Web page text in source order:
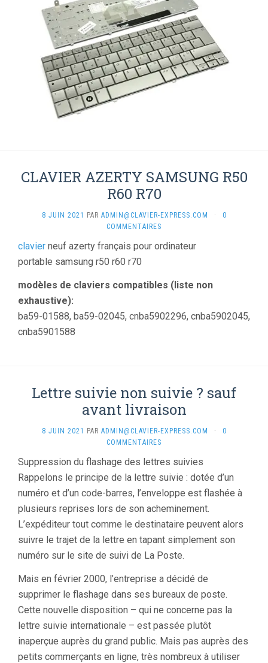
CLAVIER AZERTY SAMSUNG R50
R60 R70
8 JUIN 2021 PAR ADMIN@CLAVIER-EXPRESS.COM ·
0
COMMENTAIRES
clavier neuf azerty français pour ordinateur
portable samsung r50 r60 r70
modèles de claviers compatibles (liste non
exhaustive):
ba59-01588, ba59-02045, cnba5902296, cnba5902045,
cnba5901588
Lettre suivie non suivie ? sauf
avant livraison
8 JUIN 2021 PAR ADMIN@CLAVIER-EXPRESS.COM ·
0
COMMENTAIRES
Suppression du flashage des lettres suivies
Rappelons le principe de la lettre suivie : dotée d’un
numéro et d’un code-barres, l’enveloppe est flashée à
plusieurs reprises lors de son acheminement.
L’expéditeur tout comme le destinataire peuvent alors
suivre le trajet de la lettre en tapant simplement son
numéro sur le site de suivi de La Poste.
Mais en février 2000, l’entreprise a décidé de
supprimer le flashage dans ses bureaux de poste.
Cette nouvelle disposition – qui ne concerne pas la
lettre suivie internationale – est passée plutôt
inaperçue auprès du grand public. Mais pas auprès des
petits commerçants en ligne, très nombreux à utiliser